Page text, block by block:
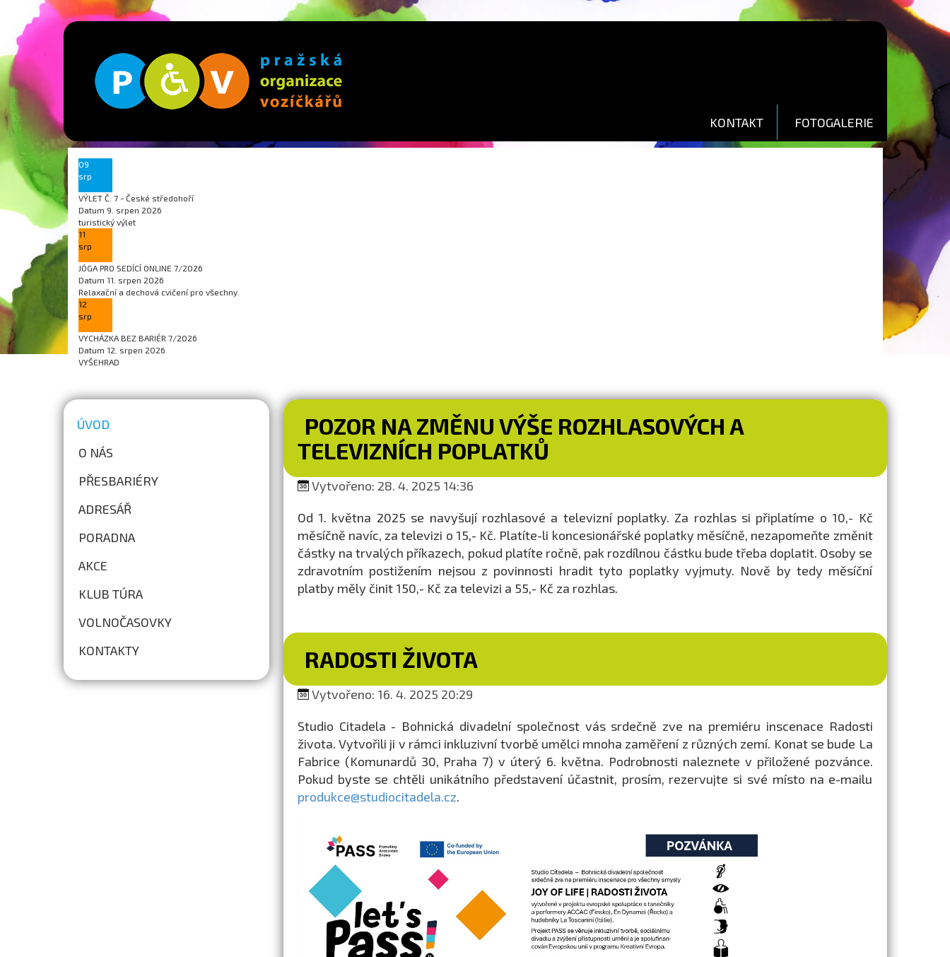
KONTAKT FOTOGALERIE
09
srp
VÝLET Č. 7 - České středohoří
Datum 9. srpen 2026
turistický výlet
11
srp
JÓGA PRO SEDÍCÍ ONLINE 7/2026
Datum 11. srpen 2026
Relaxační a dechová cvičení pro všechny.
12
srp
VYCHÁZKA BEZ BARIÉR 7/2026
Datum 12. srpen 2026
VYŠEHRAD
ÚVOD
O NÁS
PŘESBARIÉRY
ADRESÁŘ
PORADNA
AKCE
KLUB TÚRA
VOLNOČASOVKY
KONTAKTY
POZOR NA ZMĚNU VÝŠE ROZHLASOVÝCH A
TELEVIZNÍCH POPLATKŮ
Vytvořeno: 28. 4. 2025 14:36
Od 1. května 2025 se navyšují rozhlasové a televizní poplatky. Za rozhlas si připlatíme o 10,- Kč
měsíčně navíc, za televizi o 15,- Kč. Platíte-li koncesionářské poplatky měsíčně, nezapomeňte změnit
částky na trvalých příkazech, pokud platíte ročně, pak rozdílnou částku bude třeba doplatit. Osoby se
zdravotním postižením nejsou z povinnosti hradit tyto poplatky vyjmuty. Nově by tedy měsíční
platby měly činit 150,- Kč za televizi a 55,- Kč za rozhlas.
RADOSTI ŽIVOTA
Vytvořeno: 16. 4. 2025 20:29
Studio Citadela - Bohnická divadelní společnost vás srdečně zve na premiéru inscenace Radosti
života. Vytvořili ji v rámci inkluzivní tvorbě umělci mnoha zaměření z různých zemí. Konat se bude La
Fabrice (Komunardů 30, Praha 7) v úterý 6. května. Podrobnosti naleznete v přiložené pozvánce.
Pokud byste se chtěli unikátního představení účastnit, prosím, rezervujte si své místo na e-mailu
produkce@studiocitadela.cz.